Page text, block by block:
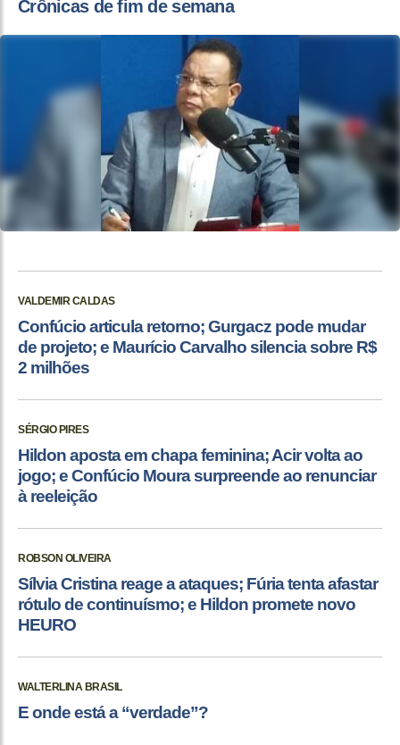
Crônicas de fim de semana
VALDEMIR CALDAS
Confúcio articula retorno; Gurgacz pode mudar
de projeto; e Maurício Carvalho silencia sobre R$
2 milhões
SÉRGIO PIRES
Hildon aposta em chapa feminina; Acir volta ao
jogo; e Confúcio Moura surpreende ao renunciar
à reeleição
ROBSON OLIVEIRA
Sílvia Cristina reage a ataques; Fúria tenta afastar
rótulo de continuísmo; e Hildon promete novo
HEURO
WALTERLINA BRASIL
E onde está a “verdade”?